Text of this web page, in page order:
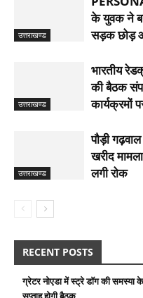
उत्तराखण्ड
के युवक ने
सड़क छोड़
उत्तराखण्ड
भारतीय
की बैठक
कार्यक्रमों
उत्तराखण्ड
पौड़ी
खरीद
लगी रोक
RECENT POSTS
ग्रेटर नोएडा में स्ट्रे डॉग की